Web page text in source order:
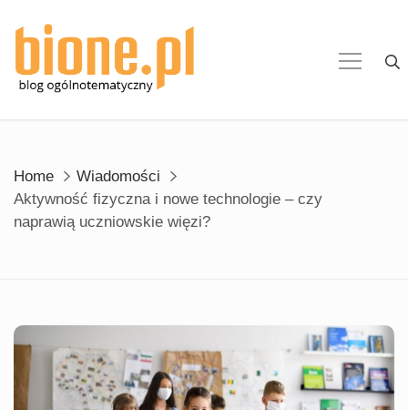
Home
Wiadomości
Aktywność fizyczna i nowe technologie – czy
naprawią uczniowskie więzi?